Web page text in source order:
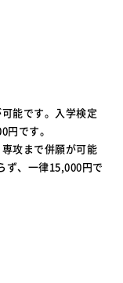
能です。入学検定
です。
攻まで併願が可能
ず、一律15,000円で